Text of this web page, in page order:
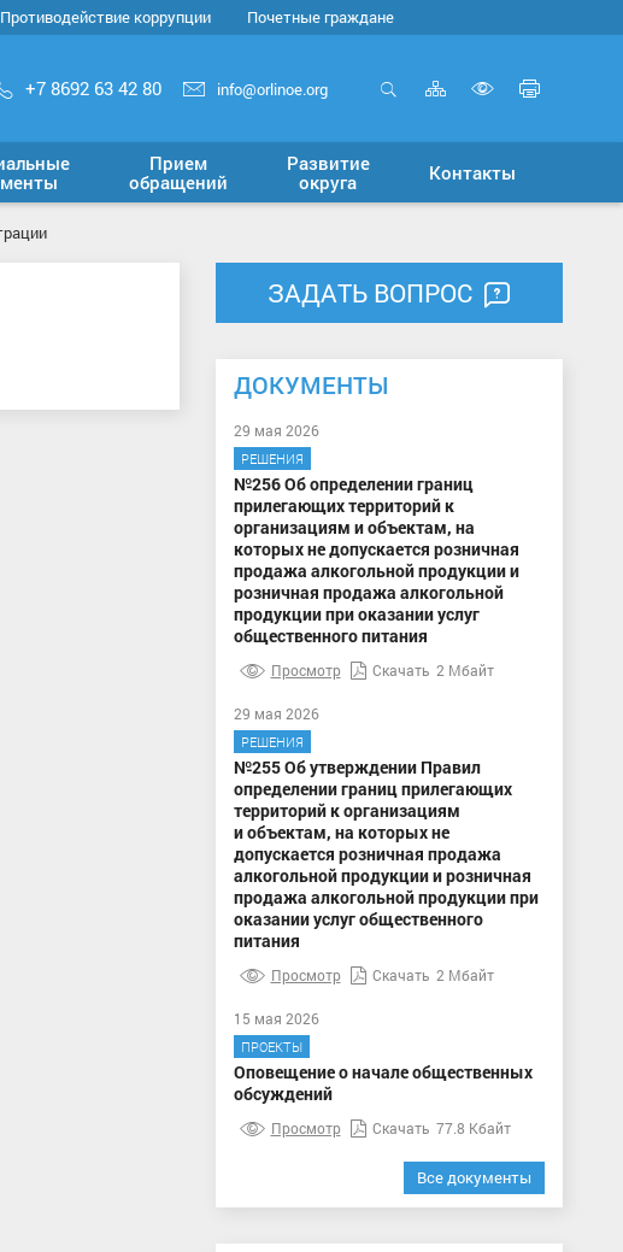
Противодействие коррупции Почетные граждане
+7 8692 63 42 80 info@orlinoe.org Карта
сайта
версию
для
Прием
обращений
Развитие
округа
Контакты
ЗАДАТЬ ВОПРОС
ДОКУМЕНТЫ
29 мая 2026
РЕШЕНИЯ
№256 Об определении границ
прилегающих территорий к
организациям и объектам, на
которых не допускается розничная
продажа алкогольной продукции и
розничная продажа алкогольной
продукции при оказании услуг
общественного питания
Просмотр Скачать 2 Мбайт
29 мая 2026
РЕШЕНИЯ
№255 Об утверждении Правил
определении границ прилегающих
территорий к организациям
и объектам, на которых не
допускается розничная продажа
алкогольной продукции и розничная
продажа алкогольной продукции при
оказании услуг общественного
питания
Просмотр Скачать 2 Мбайт
15 мая 2026
ПРОЕКТЫ
Оповещение о начале общественных
обсуждений
Просмотр Скачать 77.8 Кбайт
Все документы